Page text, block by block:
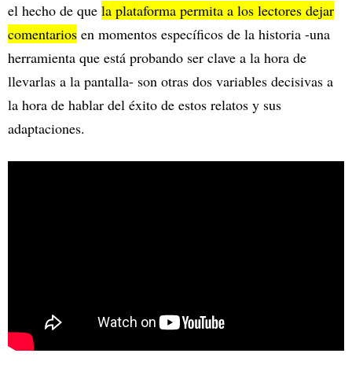
el hecho de que la plataforma permita a los lectores dejar
comentarios en momentos específicos de la historia -una
herramienta que está probando ser clave a la hora de
llevarlas a la pantalla- son otras dos variables decisivas a
la hora de hablar del éxito de estos relatos y sus
adaptaciones.